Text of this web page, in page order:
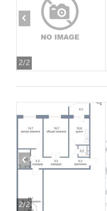
2/2
‹
2/2
‹